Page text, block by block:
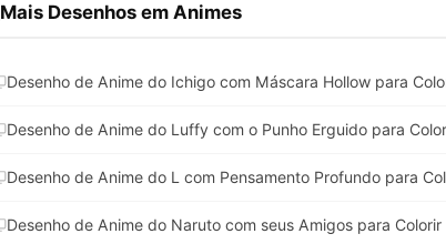
Mais Desenhos em Animes
Desenho de Anime do Ichigo com Máscara Hollow para
Desenho de Anime do Luffy com o Punho Erguido para
Desenho de Anime do L com Pensamento Profundo para
Desenho de Anime do Naruto com seus Amigos para Colorir